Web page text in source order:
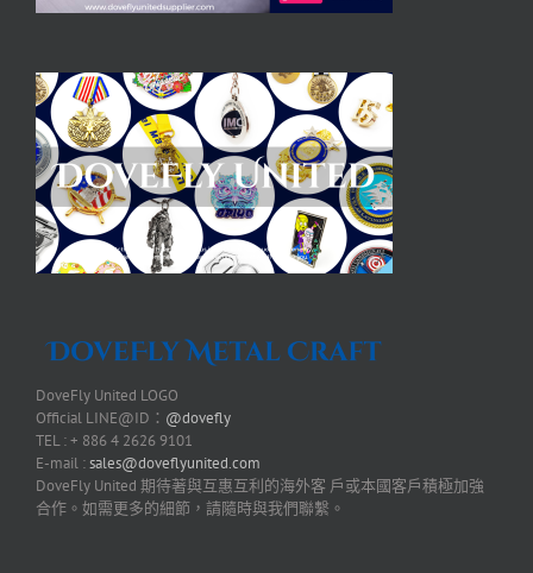
DoveFly United LOGO
Official LINE@ID： @dovefly
TEL : + 886 4 2626 9101
E-mail :sales@doveflyunited.com
DoveFly United 期待著與互惠互利的海外客 戶或本國客戶積極加強
合作。如需更多的細節，請隨時與我們聯繫。